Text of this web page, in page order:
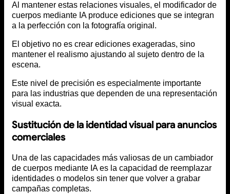
Al mantener estas relaciones visuales, el modificador de
cuerpos mediante IA produce ediciones que se integran
a la perfección con la fotografía original.
El objetivo no es crear ediciones exageradas, sino
mantener el realismo ajustando al sujeto dentro de la
escena.
Este nivel de precisión es especialmente importante
para las industrias que dependen de una representación
visual exacta.
Sustitución de la identidad visual para anuncios
comerciales
Una de las capacidades más valiosas de un cambiador
de cuerpos mediante IA es la capacidad de reemplazar
identidades o modelos sin tener que volver a grabar
campañas completas.